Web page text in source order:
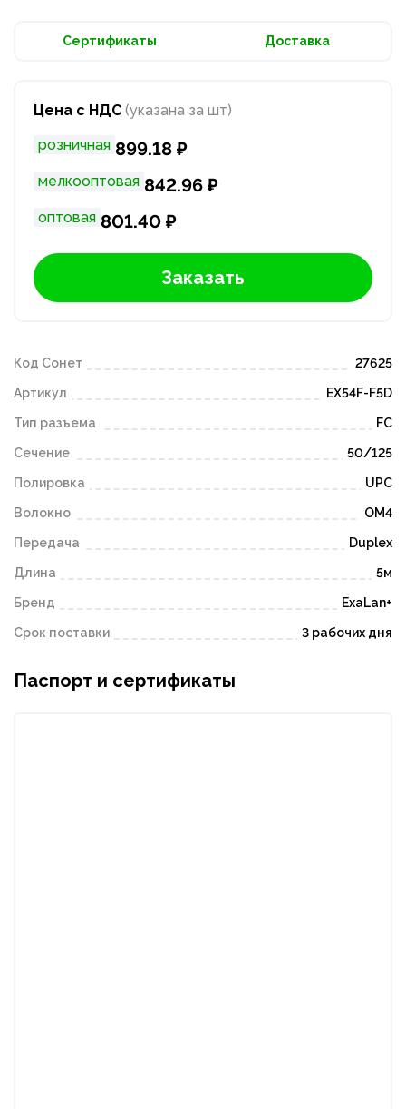
Сертификаты Доставка
Цена с НДС (указана за шт)
розничная 899.18 ₽
мелкооптовая 842.96 ₽
оптовая 801.40 ₽
Заказать
Код Сонет 27625
Артикул EX54F-F5D
Тип разъема FC
Сечение 50/125
Полировка UPC
Волокно OM4
Передача Duplex
Длина 5м
Бренд ExaLan+
Срок поставки 3 рабочих дня
Паспорт и сертификаты